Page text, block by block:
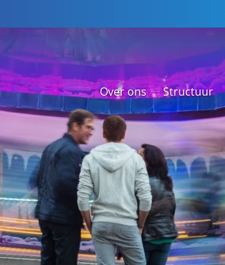
Over ons Structuur